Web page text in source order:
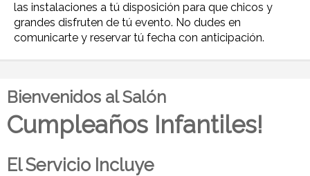
las instalaciones a tú disposición para que chicos y
grandes disfruten de tú evento. No dudes en
comunicarte y reservar tú fecha con anticipación.
Bienvenidos al Salón
Cumpleaños Infantiles!
El Servicio Incluye